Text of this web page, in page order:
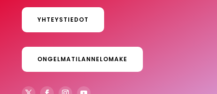
YHTEYSTIEDOT
ONGELMATILANNELOMAKE